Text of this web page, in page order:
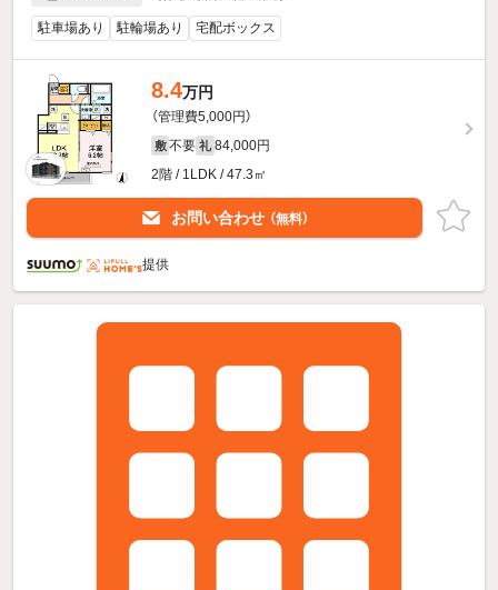
駐車場あり 駐輪場あり 宅配ボックス
8.4万円
（管理費5,000円）
敷 不要 礼 84,000円
2階 / 1LDK / 47.3㎡
お問い合わせ （無料）
提供